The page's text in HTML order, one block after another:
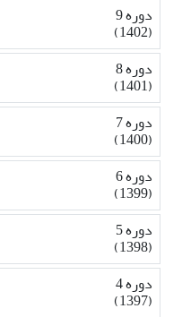
دوره 9
(1402)
دوره 8
(1401)
دوره 7
(1400)
دوره 6
(1399)
دوره 5
(1398)
دوره 4
(1397)